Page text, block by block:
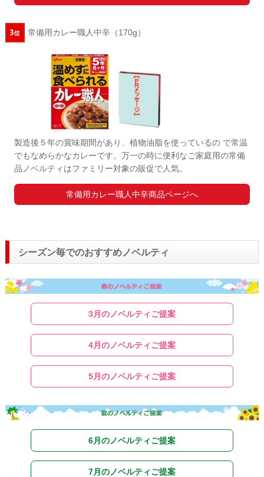
常備用カレー職人中辛（170g）
製造後５年の賞味期間があり、植物油脂を使っているの で常温
でもなめらかなカレーです。万一の時に便利なご家庭用の常備
品ノベルティはファミリー対象の販促で人気。
常備用カレー職人中辛商品ページへ
シーズン毎でのおすすめノベルティ
3月のノベルティご提案
4月のノベルティご提案
5月のノベルティご提案
6月のノベルティご提案
7月のノベルティご提案